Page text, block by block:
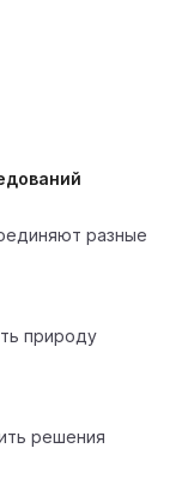
разные
природу
решения